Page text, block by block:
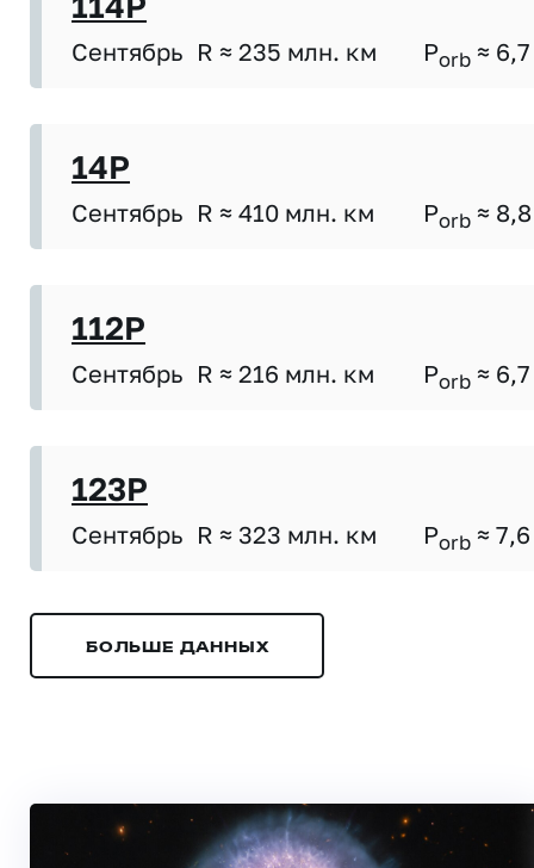
Сентябрь R ≈ 235 млн. км Porb ≈ 6,7
14P
Сентябрь R ≈ 410 млн. км Porb ≈ 8,8
112P
Сентябрь R ≈ 216 млн. км Porb ≈ 6,7
123P
Сентябрь R ≈ 323 млн. км Porb ≈ 7,6
БОЛЬШЕ ДАННЫХ